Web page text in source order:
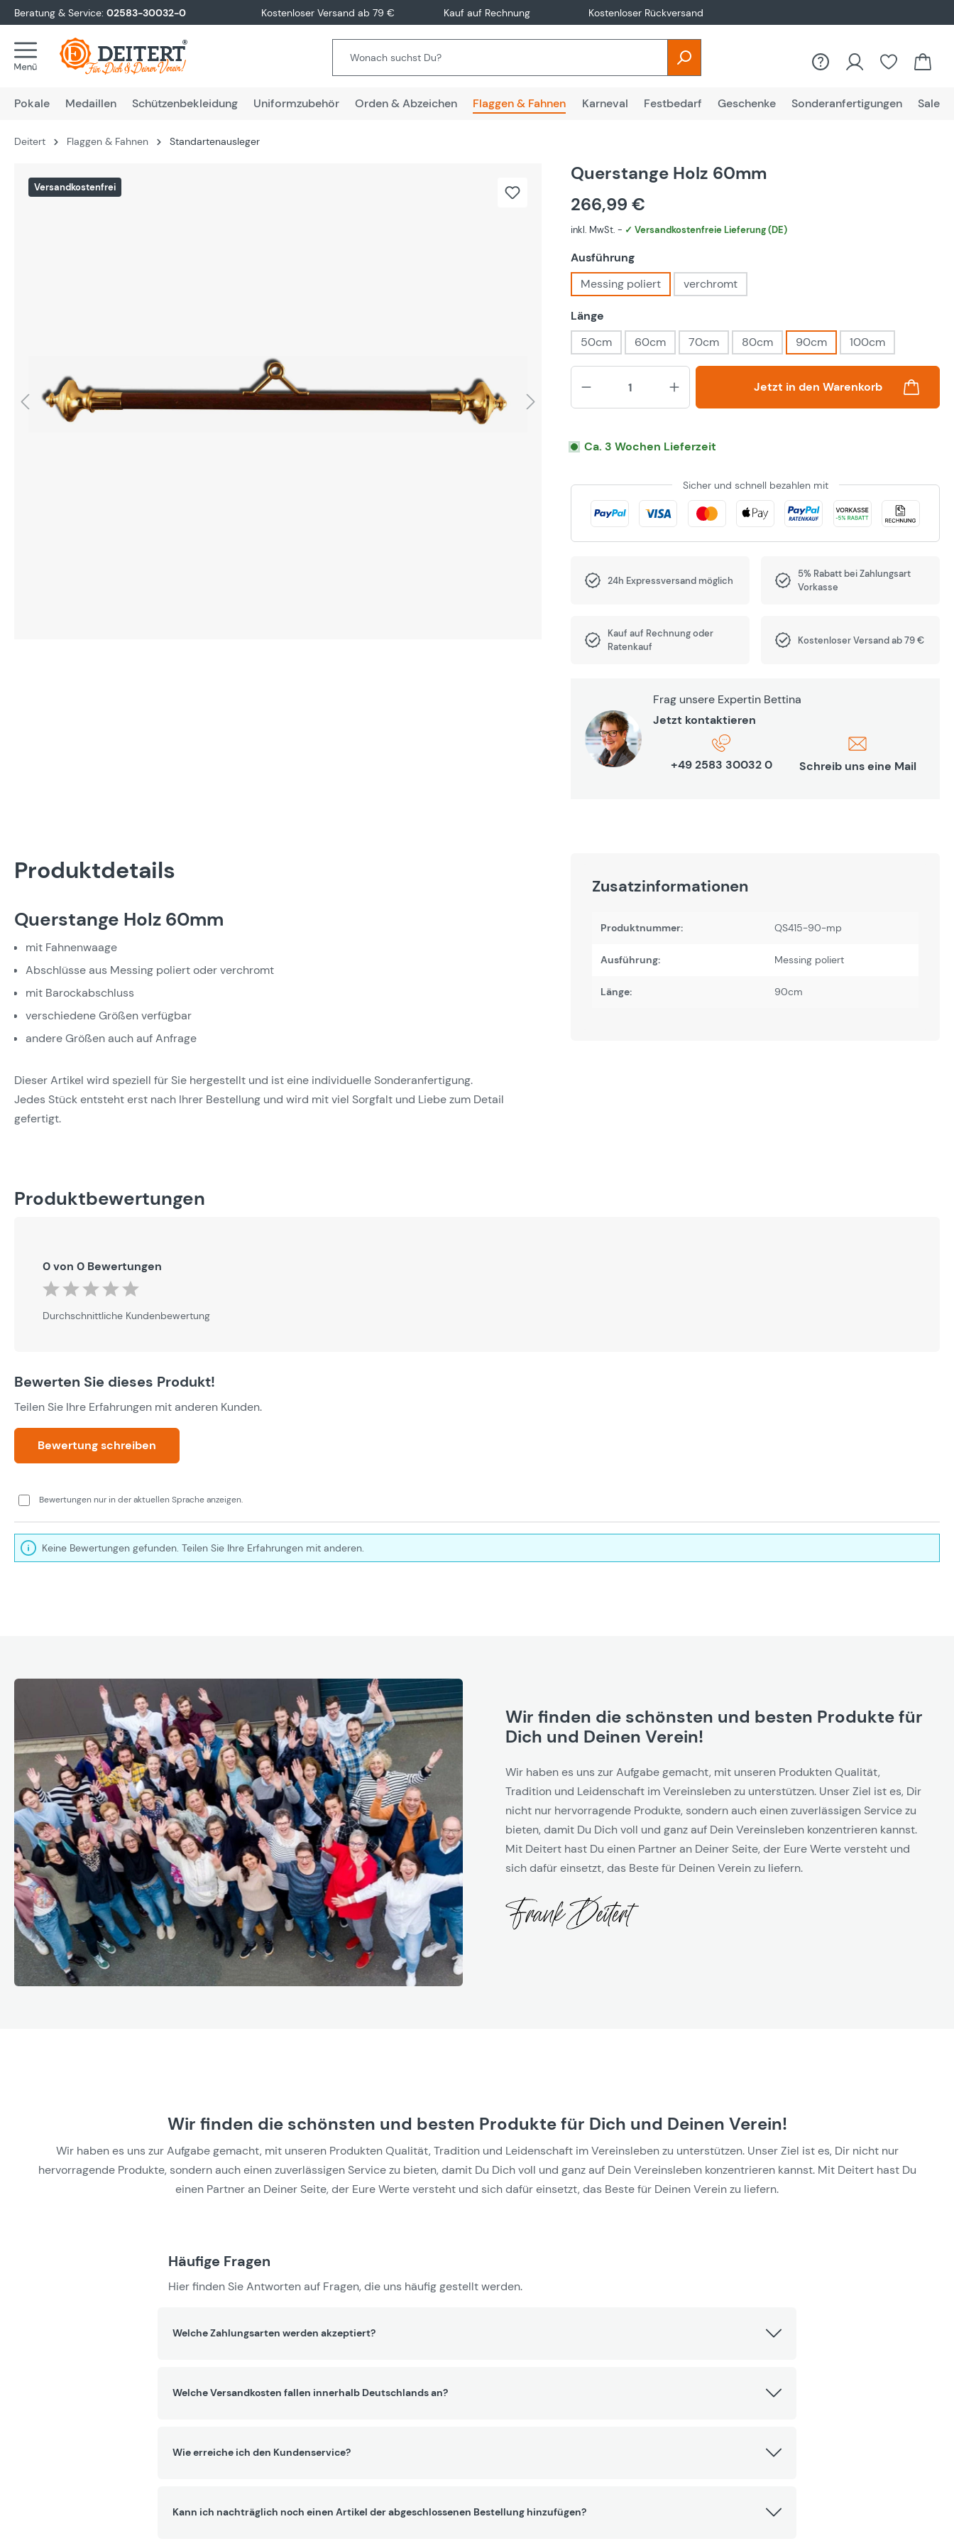
Zur Hauptnavigation springen
Beratung & Service: 02583-30032-0 Kostenloser Versand ab 79 € Kauf auf Rechnung Kostenloser Rückversand
Pokale Medaillen Schützenbekleidung Uniformzubehör Orden & Abzeichen Flaggen & Fahnen Karneval Festbedarf Geschenke Sonderanfertigungen Sale
Deitert Flaggen & Fahnen Standartenausleger
Versandkostenfrei
Querstange Holz 60mm
266,99 €
inkl. MwSt. - ✓ Versandkostenfreie Lieferung (DE)
Ausführungauswählen
Messing poliert
verchromt
Länge
50cm
60cm 70cm 80cm 90cm 100cm
Produkt Anzahl: Gib den
Jetzt in den Warenkorb
Ca. 3 Wochen Lieferzeit
Sicher und schnell bezahlen mit
24h Expressversand möglich
5% Rabatt bei Zahlungsart
Vorkasse
Kauf auf Rechnung oder
Ratenkauf
Kostenloser Versand ab 79 €
Frag unsere Expertin Bettina
Jetzt kontaktieren
+49 2583 30032 0 Schreib uns eine Mail
Produktdetails
Querstange Holz 60mm
mit Fahnenwaage
Abschlüsse aus Messing poliert oder verchromt
mit Barockabschluss
verschiedene Größen verfügbar
andere Größen auch auf Anfrage
Dieser Artikel wird speziell für Sie hergestellt und ist eine individuelle Sonderanfertigung.
Jedes Stück entsteht erst nach Ihrer Bestellung und wird mit viel Sorgfalt und Liebe zum Detail
gefertigt.
Zusatzinformationen
Produktnummer: QS415-90-mp
Ausführung: Messing poliert
Länge: 90cm
Produktbewertungen
0 von 0 Bewertungen
Durchschnittliche Bewertung von 0 von 5 Sternen
Durchschnittliche Kundenbewertung
Bewerten Sie dieses Produkt!
Teilen Sie Ihre Erfahrungen mit anderen Kunden.
Bewertung schreiben
Bewertungen nur in der aktuellen Sprache anzeigen.
Keine Bewertungen gefunden. Teilen Sie Ihre Erfahrungen mit anderen.
Wir finden die schönsten und besten Produkte für
Dich und Deinen Verein!
Wir haben es uns zur Aufgabe gemacht, mit unseren Produkten Qualität,
Tradition und Leidenschaft im Vereinsleben zu unterstützen. Unser Ziel ist es, Dir
nicht nur hervorragende Produkte, sondern auch einen zuverlässigen Service zu
bieten, damit Du Dich voll und ganz auf Dein Vereinsleben konzentrieren kannst.
Mit Deitert hast Du einen Partner an Deiner Seite, der Eure Werte versteht und
sich dafür einsetzt, das Beste für Deinen Verein zu liefern.
Wir finden die schönsten und besten Produkte für Dich und Deinen Verein!
Wir haben es uns zur Aufgabe gemacht, mit unseren Produkten Qualität, Tradition und Leidenschaft im Vereinsleben zu unterstützen. Unser Ziel ist es, Dir nicht nur
hervorragende Produkte, sondern auch einen zuverlässigen Service zu bieten, damit Du Dich voll und ganz auf Dein Vereinsleben konzentrieren kannst. Mit Deitert hast Du
einen Partner an Deiner Seite, der Eure Werte versteht und sich dafür einsetzt, das Beste für Deinen Verein zu liefern.
Häufige Fragen
Hier finden Sie Antworten auf Fragen, die uns häufig gestellt werden.
Welche Zahlungsarten werden akzeptiert?
Welche Versandkosten fallen innerhalb Deutschlands an?
Wie erreiche ich den Kundenservice?
Kann ich nachträglich noch einen Artikel der abgeschlossenen Bestellung hinzufügen?